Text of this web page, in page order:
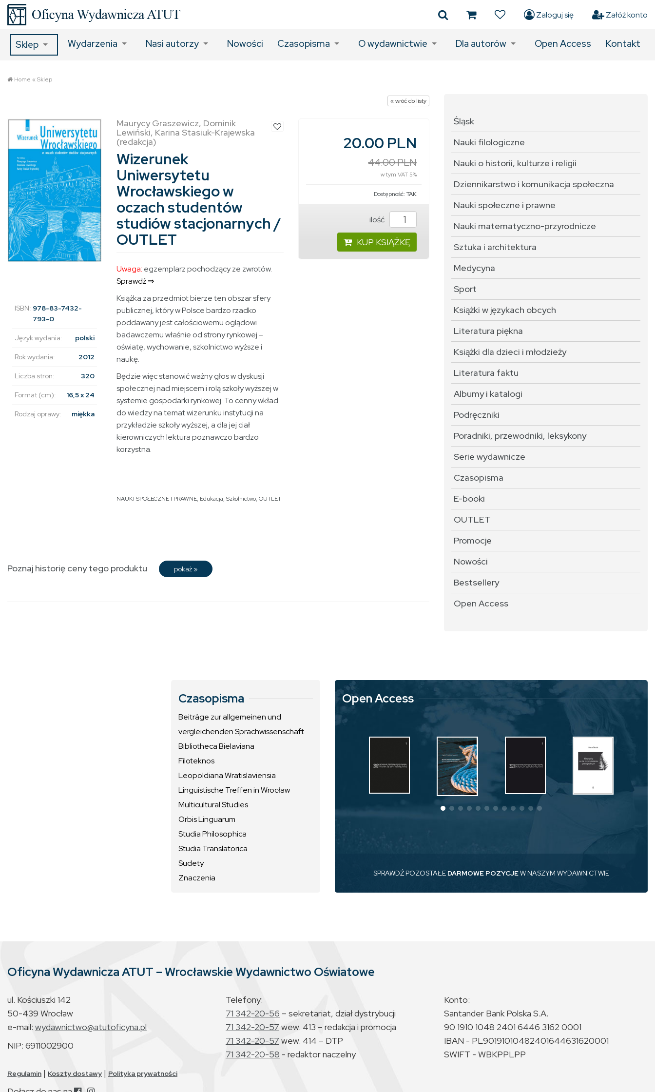
Zaloguj się Załóż konto
Sklep Wydarzenia Nasi autorzy Nowości Czasopisma O wydawnictwie Dla autorów Open Access Kontakt
Home «Sklep
« wróć do listy
ISBN: 978-83-7432-
793-0
Język wydania: polski
Rok wydania: 2012
Liczba stron: 320
Format (cm): 16,5 x 24
Rodzaj oprawy: miękka
Maurycy Graszewicz, Dominik
Lewiński, Karina Stasiuk-Krajewska
(redakcja)
Wizerunek
Uniwersytetu
Wrocławskiego w
oczach studentów
studiów stacjonarnych /
OUTLET
Uwaga: egzemplarz pochodzący ze zwrotów.
Sprawdź ⇒
Książka za przedmiot bierze ten obszar sfery
publicznej, który w Polsce bardzo rzadko
poddawany jest całościowemu oglądowi
badawczemu właśnie od strony rynkowej –
oświatę, wychowanie, szkolnictwo wyższe i
naukę.
Będzie więc stanowić ważny głos w dyskusji
społecznej nad miejscem i rolą szkoły wyższej w
systemie gospodarki rynkowej. To cenny wkład
do wiedzy na temat wizerunku instytucji na
przykładzie szkoły wyższej, a dla jej ciał
kierowniczych lektura poznawczo bardzo
korzystna.
NAUKI SPOŁECZNE I PRAWNE, Edukacja, Szkolnictwo, OUTLET
20.00 PLN
44.00 PLN
w tym VAT 5%
Dostępność: TAK
ilość
KUP KSIĄŻKĘ
Poznaj historię ceny tego produktu pokaż »
Śląsk
Nauki filologiczne
Nauki o historii, kulturze i religii
Dziennikarstwo i komunikacja społeczna
Nauki społeczne i prawne
Nauki matematyczno-przyrodnicze
Sztuka i architektura
Medycyna
Sport
Książki w językach obcych
Literatura piękna
Książki dla dzieci i młodzieży
Literatura faktu
Albumy i katalogi
Podręczniki
Poradniki, przewodniki, leksykony
Serie wydawnicze
Czasopisma
E-booki
OUTLET
Promocje
Nowości
Bestsellery
Open Access
Czasopisma
Beiträge zur allgemeinen und
vergleichenden Sprachwissenschaft
Bibliotheca Bielaviana
Filoteknos
Leopoldiana Wratislaviensia
Linguistische Treffen in Wrocław
Multicultural Studies
Orbis Linguarum
Studia Philosophica
Studia Translatorica
Sudety
Znaczenia
Open Access
SPRAWDŹ POZOSTAŁE DARMOWE POZYCJEW NASZYM WYDAWNICTWIE
Oficyna Wydawnicza ATUT – Wrocławskie Wydawnictwo Oświatowe
ul. Kościuszki 142
50-439 Wrocław
e-mail: wydawnictwo@atutoficyna.pl
NIP: 6911002900
Telefony:
71 342-20-56 – sekretariat, dział dystrybucji
71 342-20-57 wew. 413 – redakcja i promocja
71 342-20-57 wew. 414 – DTP
71 342-20-58 - redaktor naczelny
Konto:
Santander Bank Polska S.A.
90 1910 1048 2401 6446 3162 0001
IBAN - PL90191010482401644631620001
SWIFT - WBKPPLPP
Regulamin | Koszty dostawy | Polityka prywatności